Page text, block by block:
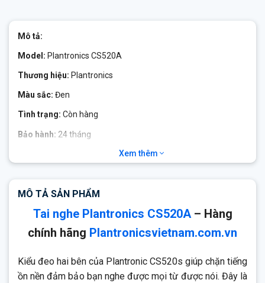
Mô tả:
Model: Plantronics CS520A
Thương hiệu: Plantronics
Màu sắc: Đen
Tình trạng: Còn hàng
Bảo hành: 24 tháng
liên lạc qua điện thoại bàn với Sê-ri CS500. Hệ thống này có tai
nghe DECT nhẹ nhất trên thị trường, thiết kế hợp lý và hiệu
suất được cải thiện với cùng độ tin cậy cho năng suất rảnh tay
gần một thập kỷ.
Xem thêm
MÔ TẢ SẢN PHẨM
Tai nghe Plantronics CS520A– Hàng
chính hãng Plantronicsvietnam.com.vn
Kiểu đeo hai bên của Plantronic CS520s giúp chặn tiếng
ồn nền đảm bảo bạn nghe được mọi từ được nói. Đây là